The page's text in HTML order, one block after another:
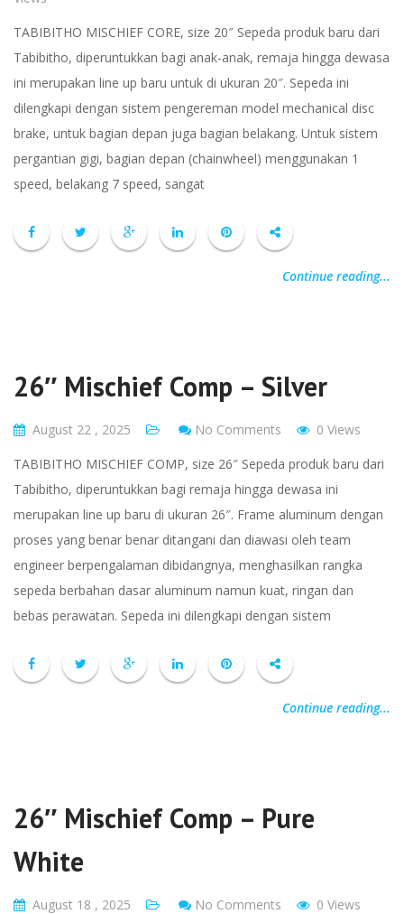
TABIBITHO MISCHIEF CORE, size 20″ Sepeda produk baru dari
Tabibitho, diperuntukkan bagi anak-anak, remaja hingga dewasa
ini merupakan line up baru untuk di ukuran 20″. Sepeda ini
dilengkapi dengan sistem pengereman model mechanical disc
brake, untuk bagian depan juga bagian belakang. Untuk sistem
pergantian gigi, bagian depan (chainwheel) menggunakan 1
speed, belakang 7 speed, sangat
Continue reading...
26″ Mischief Comp – Silver
August 22 , 2025 No Comments
0 Views
TABIBITHO MISCHIEF COMP, size 26″ Sepeda produk baru dari
Tabibitho, diperuntukkan bagi remaja hingga dewasa ini
merupakan line up baru di ukuran 26″. Frame aluminum dengan
proses yang benar benar ditangani dan diawasi oleh team
engineer berpengalaman dibidangnya, menghasilkan rangka
sepeda berbahan dasar aluminum namun kuat, ringan dan
bebas perawatan. Sepeda ini dilengkapi dengan sistem
Continue reading...
26″ Mischief Comp – Pure
White
August 18 , 2025 No Comments
0 Views